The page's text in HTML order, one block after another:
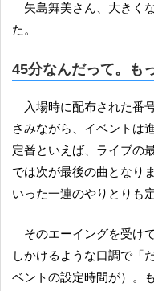
矢島舞美さん、大きくなった。そして、美しくなりまし
た。
45分なんだって。も
入場時に配布された番号を使っての定番の抽選会などをは
さみながら、イベントは
定番といえば、ライブの
では次が最後の曲となり
いった一連のやりとりも
そのエーイングを受けて舞美ちゃんは、ほんとに友達に話
しかけるような口調で「
ベントの設定時間が）。